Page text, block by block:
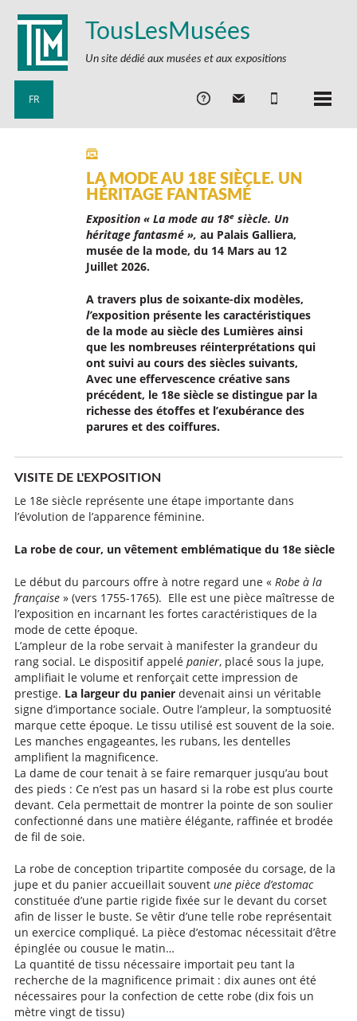
TousLesMusées
Un site dédié aux musées et aux expositions
FR
LA MODE AU 18E SIÈCLE. UN
HÉRITAGE FANTASMÉ
Exposition « La mode au 18e siècle. Un
héritage fantasmé », au Palais Galliera,
musée de la mode, du 14 Mars au 12
Juillet 2026.
A travers plus de soixante-dix modèles,
l’exposition présente les caractéristiques
de la mode au siècle des Lumières ainsi
que les nombreuses réinterprétations qui
ont suivi au cours des siècles suivants,
Avec une effervescence créative sans
précédent, le 18e siècle se distingue par la
richesse des étoffes et l’exubérance des
parures et des coiffures.
VISITE DE L'EXPOSITION
Le 18e siècle représente une étape importante dans
l’évolution de l’apparence féminine.
La robe de cour, un vêtement emblématique du 18e siècle
Le début du parcours offre à notre regard une « Robe à la
française » (vers 1755-1765). Elle est une pièce maîtresse de
l’exposition en incarnant les fortes caractéristiques de la
mode de cette époque.
L’ampleur de la robe servait à manifester la grandeur du
rang social. Le dispositif appelé panier, placé sous la jupe,
amplifiait le volume et renforçait cette impression de
prestige. La largeur du panier devenait ainsi un véritable
signe d’importance sociale. Outre l’ampleur, la somptuosité
marque cette époque. Le tissu utilisé est souvent de la soie.
Les manches engageantes, les rubans, les dentelles
amplifient la magnificence.
La dame de cour tenait à se faire remarquer jusqu’au bout
des pieds : Ce n’est pas un hasard si la robe est plus courte
devant. Cela permettait de montrer la pointe de son soulier
confectionné dans une matière élégante, raffinée et brodée
de fil de soie.
La robe de conception tripartite composée du corsage, de la
jupe et du panier accueillait souvent une pièce d’estomac
constituée d’une partie rigide fixée sur le devant du corset
afin de lisser le buste. Se vêtir d’une telle robe représentait
un exercice compliqué. La pièce d’estomac nécessitait d’être
épinglée ou cousue le matin…
La quantité de tissu nécessaire importait peu tant la
recherche de la magnificence primait : dix aunes ont été
nécessaires pour la confection de cette robe (dix fois un
mètre vingt de tissu)